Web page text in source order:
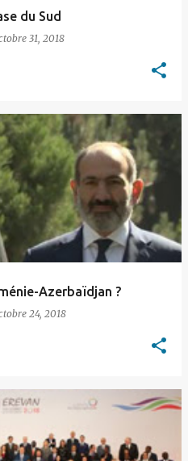
du Sud
31, 2018
Azerbaïdjan ?
24, 2018